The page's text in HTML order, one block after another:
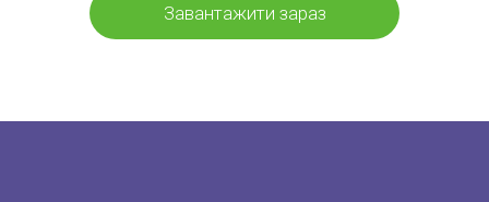
Завантажити зараз